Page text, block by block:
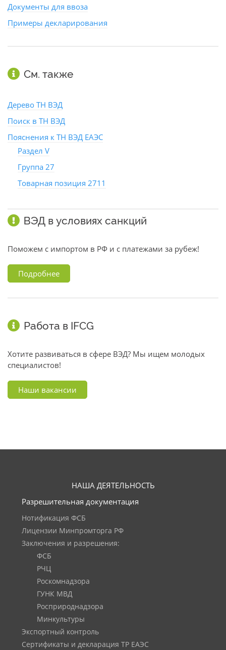
Документы для ввоза
Примеры декларирования
См. также
Дерево ТН ВЭД
Поиск в ТН ВЭД
Пояснения к ТН ВЭД ЕАЭС
Раздел V
Группа 27
Товарная позиция 2711
ВЭД в условиях санкций
Поможем с импортом в РФ и с платежами за рубеж!
Подробнее
Работа в IFCG
Хотите развиваться в сфере ВЭД? Мы ищем молодых
специалистов!
Наши вакансии
НАША ДЕЯТЕЛЬНОСТЬ
Разрешительная документация
Нотификация ФСБ
Лицензии Минпромторга РФ
Заключения и разрешения:
ФСБ
РЧЦ
Роскомнадзора
ГУНК МВД
Росприроднадзора
Минкультуры
Экспортный контроль
Сертификаты и декларация ТР ЕАЭС